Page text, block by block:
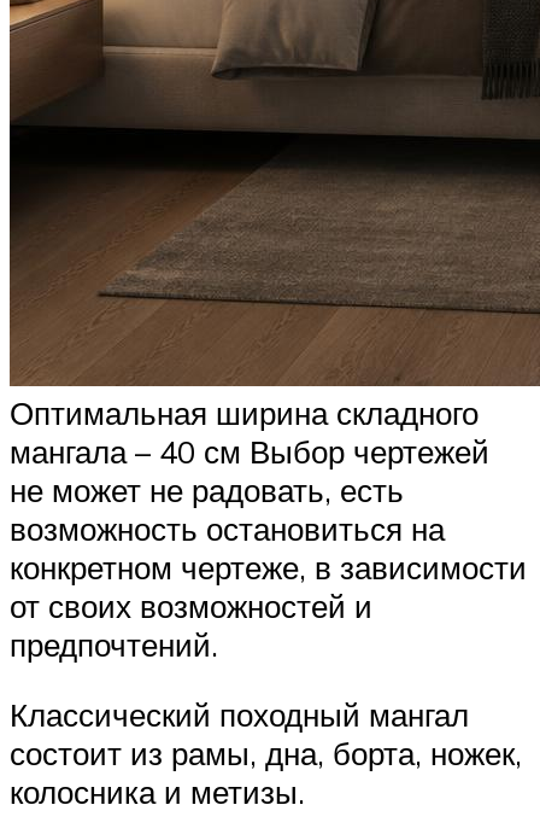
Оптимальная ширина складного
мангала – 40 см Выбор чертежей
не может не радовать, есть
возможность остановиться на
конкретном чертеже, в зависимости
от своих возможностей и
предпочтений.
Классический походный мангал
состоит из рамы, дна, борта, ножек,
колосника и метизы.